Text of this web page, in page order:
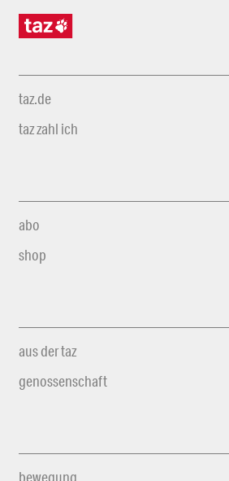
taz.de
taz zahl ich
abo
shop
aus der taz
genossenschaft
bewegung